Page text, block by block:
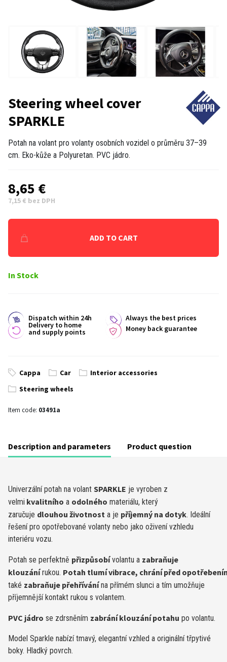
Steering wheel cover
SPARKLE
Potah na volant pro volanty osobních vozidel o průměru 37–39
cm. Eko-kůže a Polyuretan. PVC jádro.
8,65 €
7,15 € bez DPH
ADD TO CART
In Stock
Dispatch within 24h Always the best prices
Delivery to home
and supply points Money back guarantee
Cappa Car
Interior accessories
Steering wheels
Item code: 03491a
Description and parameters Product question
Univerzální potah na volant SPARKLE je vyroben z
velmi kvalitního a odolného materiálu, který
zaručuje dlouhou životnost a je příjemný na dotyk. Ideální
řešení pro opotřebované volanty nebo jako oživení vzhledu
interiéru vozu.
Potah se perfektně přizpůsobívolantu a zabraňuje
klouzánírukou. Potah tlumí vibrace, chrání před
také zabraňuje přehřívánína přímém slunci a tím umožňuje
příjemnější kontakt rukou s volantem.
PVC jádro se zdrsněním zabrání klouzání potahu po volantu.
Model Sparkle nabízí tmavý, elegantní vzhled a originální třpytivé
boky. Hladký povrch.